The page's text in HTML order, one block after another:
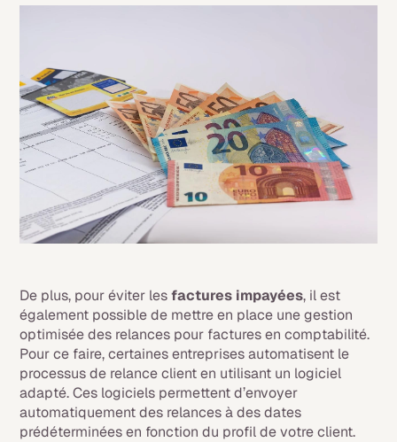
De plus, pour éviter lesfactures impayées, il est
également possible de mettre en place une gestion
optimisée des relances pour factures en comptabilité.
Pour ce faire, certaines entreprises automatisent le
processus de relance client en utilisant un logiciel
adapté. Ces logiciels permettent d’envoyer
automatiquement des relances à des dates
prédéterminées en fonction du profil de votre client.